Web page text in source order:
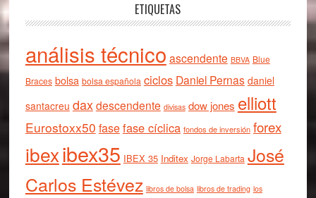
ETIQUETAS
análisis técnico ascendente BBVA Blue
Braces bolsa bolsa española ciclos Daniel Pernas daniel
santacreu daxdescendente divisas dow jones elliott
Eurostoxx50 fasefase cíclica fondos de inversión forex
ibexibex35 IBEX 35 Inditex Jorge Labarta José
Carlos Estévez libros de bolsa libros de trading los